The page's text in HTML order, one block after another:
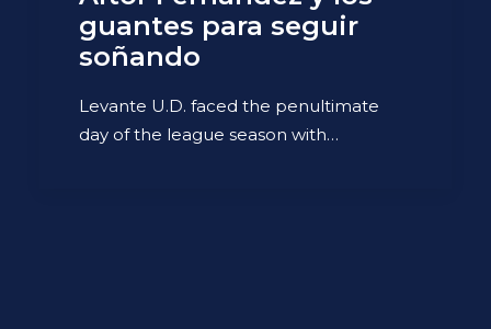
guantes para seguir
soñando
Levante U.D. faced the penultimate
day of the league season with…